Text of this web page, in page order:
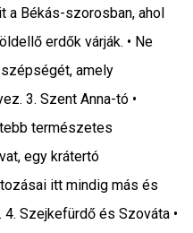
a Békás-szorosban, ahol
erdők várják. • Ne
amely
3. Szent Anna-tó •
természetes
egy krátertó
itt mindig más és
Szejkefürdő és Szováta •